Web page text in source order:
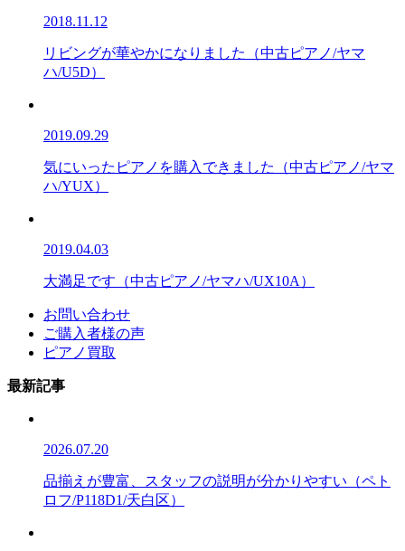
2018.11.12
リビングが華やかになりました（中古ピアノ/ヤマ
ハ/U5D）
2019.09.29
気にいったピアノを購入できました（中古ピアノ/ヤマ
ハ/YUX）
2019.04.03
大満足です（中古ピアノ/ヤマハ/UX10A）
お問い合わせ
ご購入者様の声
ピアノ買取
最新記事
2026.07.20
品揃えが豊富、スタッフの説明が分かりやすい（ペト
ロフ/P118D1/天白区）